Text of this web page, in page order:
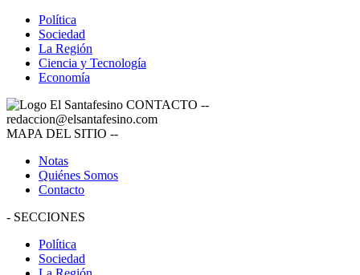
Política
Sociedad
La Región
Ciencia y Tecnología
Economía
CONTACTO --
redaccion@elsantafesino.com
MAPA DEL SITIO --
Notas
Quiénes Somos
Contacto
- SECCIONES
Política
Sociedad